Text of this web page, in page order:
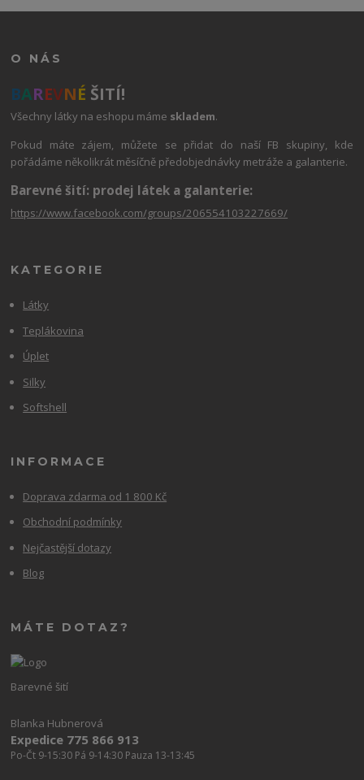
O NÁS
BAREVNÉ ŠITÍ!
Všechny látky na eshopu máme skladem.
Pokud máte zájem, můžete se přidat do naší FB skupiny, kde
pořádáme několikrát měsíčně předobjednávky metráže a galanterie.
Barevné šití: prodej látek a galanterie:
https://www.facebook.com/groups/206554103227669/
KATEGORIE
Látky
Teplákovina
Úplet
Silky
Softshell
INFORMACE
Doprava zdarma od 1 800 Kč
Obchodní podmínky
Nejčastější dotazy
Blog
MÁTE DOTAZ?
Barevné šití
Blanka Hubnerová
Expedice 775 866 913
Po-Čt 9-15:30 Pá 9-14:30 Pauza 13-13:45